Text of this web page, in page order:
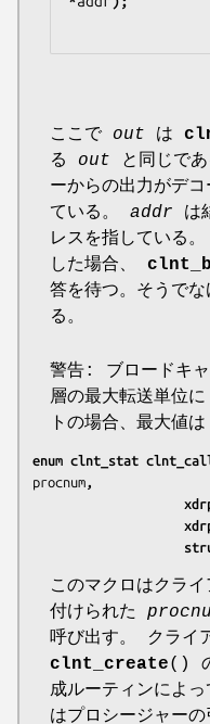
ここで out は
る out と同じで
ーからの出力がデ
ている。 addr は
レスを指している。
した場合、
答を待つ。そうで
る。
警告: ブロードキャ
層の最大転送単位
トの場合、最大値
enum clnt_stat
procnum ,
このマクロはクラ
付けられた
呼び出す。 クライ
clnt_create()
成ルーティンによ
はプロシージャー